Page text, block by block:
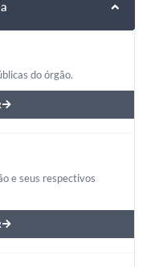
do órgão.
e seus respectivos